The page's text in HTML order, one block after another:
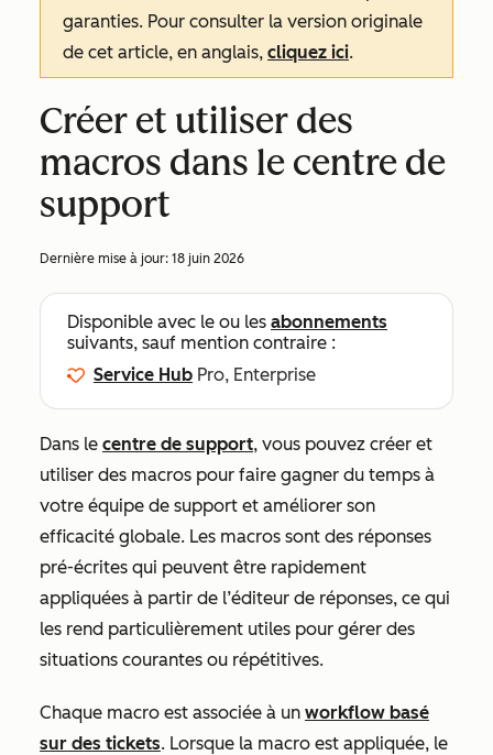
garanties. Pour consulter la version originale
de cet article, en anglais, cliquez ici.
Créer et utiliser des
macros dans le centre de
support
Dernière mise à jour: 18 juin 2026
Disponible avec le ou les abonnements
suivants, sauf mention contraire :
Service Hub Pro, Enterprise
Dans le centre de support, vous pouvez créer et
utiliser des macros pour faire gagner du temps à
votre équipe de support et améliorer son
efficacité globale. Les macros sont des réponses
pré-écrites qui peuvent être rapidement
appliquées à partir de l’éditeur de réponses, ce qui
les rend particulièrement utiles pour gérer des
situations courantes ou répétitives.
Chaque macro est associée à un workflow basé
sur des tickets. Lorsque la macro est appliquée, le